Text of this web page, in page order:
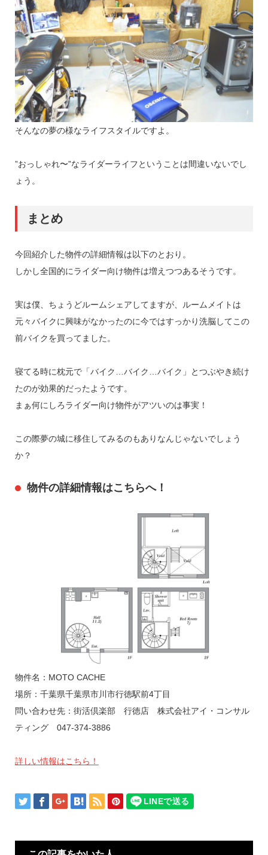
そんなの夢の様なライフスタイルですよ。
”おっしゃれ〜”なライダーライフということは間違いないでし
ょう。
まとめ
今回紹介した物件の詳細情報は以下のとおり。
しかし全国的にライダー向け物件は増えつつあるそうです。
実は僕、ちょうどルームシェアしてますが、ルームメイトは
元々バイクに興味がなかったのに今ではすっかり洗脳してこの
前バイクを買ってました。
寝てる時に枕元で「バイク…バイク…バイク」とつぶやき続け
たのが効果的だったようです。
まぁ何にしろライダー向け物件がアツいのは事実！
この際夢の城に移住してみるのもありなんじゃないでしょう
か？
物件の詳細情報はこちらへ！
物件名：MOTO CACHE
場所：千葉県千葉県市川市行徳駅前4丁目
問い合わせ先：街活倶楽部 行徳店 株式会社アイ・コンサル
ティング 047-374-3886
詳しい情報はこちら！